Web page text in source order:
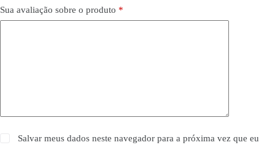
Sua avaliação sobre o produto *
Salvar meus dados neste navegador para a próxima vez que eu